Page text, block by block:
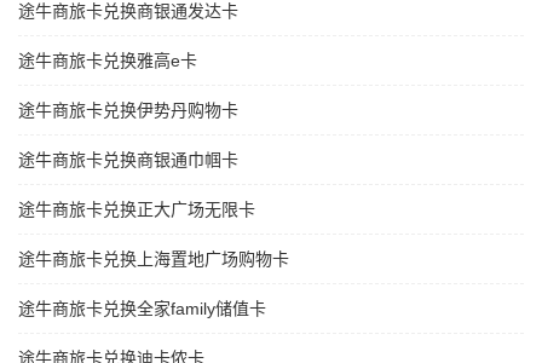
途牛商旅卡兑换商银通发达卡
途牛商旅卡兑换雅高e卡
途牛商旅卡兑换伊势丹购物卡
途牛商旅卡兑换商银通巾帼卡
途牛商旅卡兑换正大广场无限卡
途牛商旅卡兑换上海置地广场购物卡
途牛商旅卡兑换全家family储值卡
途牛商旅卡兑换迪卡侬卡